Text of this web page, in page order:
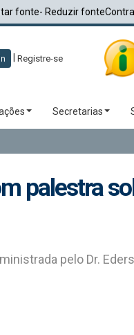
fonte- Reduzir fonte
Registre-se
Secretarias
palestra
pelo Dr.